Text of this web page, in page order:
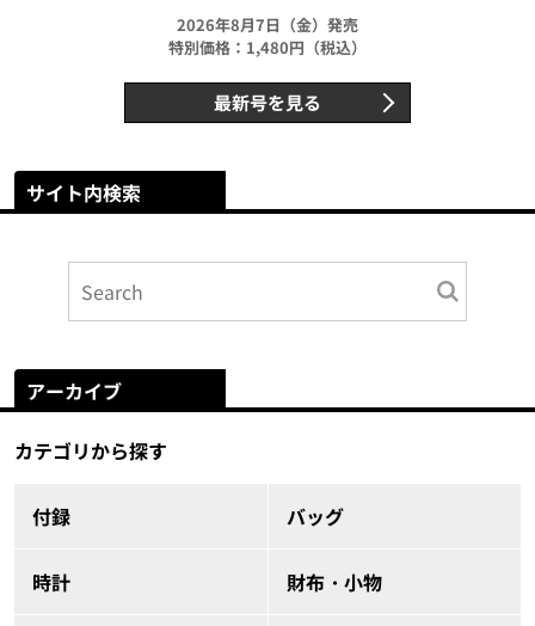
2026年8月7日（金）発売
特別価格：1,480円（税込）
最新号を見る
サイト内検索
アーカイブ
カテゴリから探す
付録 バッグ
時計 財布・小物